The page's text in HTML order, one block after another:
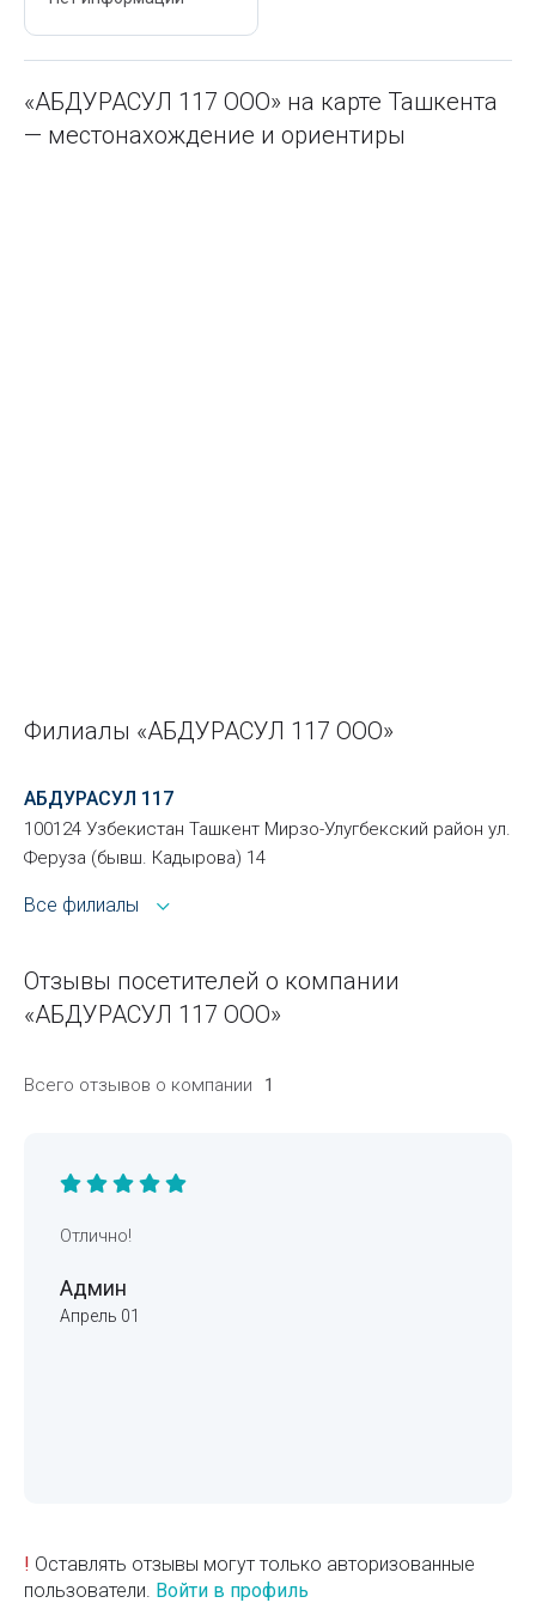
«АБДУРАСУЛ 117 ООО» на карте Ташкента
— местонахождение и ориентиры
Филиалы «АБДУРАСУЛ 117 ООО»
АБДУРАСУЛ 117
100124 Узбекистан Ташкент Мирзо-Улугбекский район ул.
Феруза (бывш. Кадырова) 14
Все филиалы
Отзывы посетителей о компании
«АБДУРАСУЛ 117 ООО»
Всего отзывов о компании 1
Отлично!
Админ
Апрель 01
! Оставлять отзывы могут только авторизованные
пользователи. Войти в профиль